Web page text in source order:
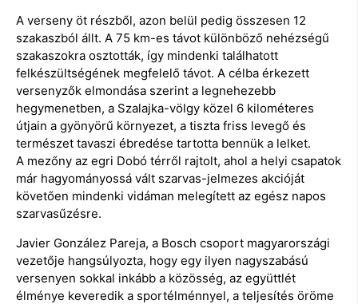
A verseny öt részből, azon belül pedig összesen 12
szakaszból állt. A 75 km-es távot különböző nehézségű
szakaszokra osztották, így mindenki találhatott
felkészültségének megfelelő távot. A célba érkezett
versenyzők elmondása szerint a legnehezebb
hegymenetben, a Szalajka-völgy közel 6 kilométeres
útjain a gyönyörű környezet, a tiszta friss levegő és
természet tavaszi ébredése tartotta bennük a lelket.
A mezőny az egri Dobó térről rajtolt, ahol a helyi csapatok
már hagyományossá vált szarvas-jelmezes akcióját
követően mindenki vidáman melegített az egész napos
szarvasűzésre.
Javier González Pareja, a Bosch csoport magyarországi
vezetője hangsúlyozta, hogy egy ilyen nagyszabású
versenyen sokkal inkább a közösség, az együttlét
élménye keveredik a sportélménnyel, a teljesítés öröme